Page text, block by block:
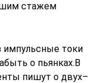
стажем
импульсные токи
о пьянках.В
пишут о двух–